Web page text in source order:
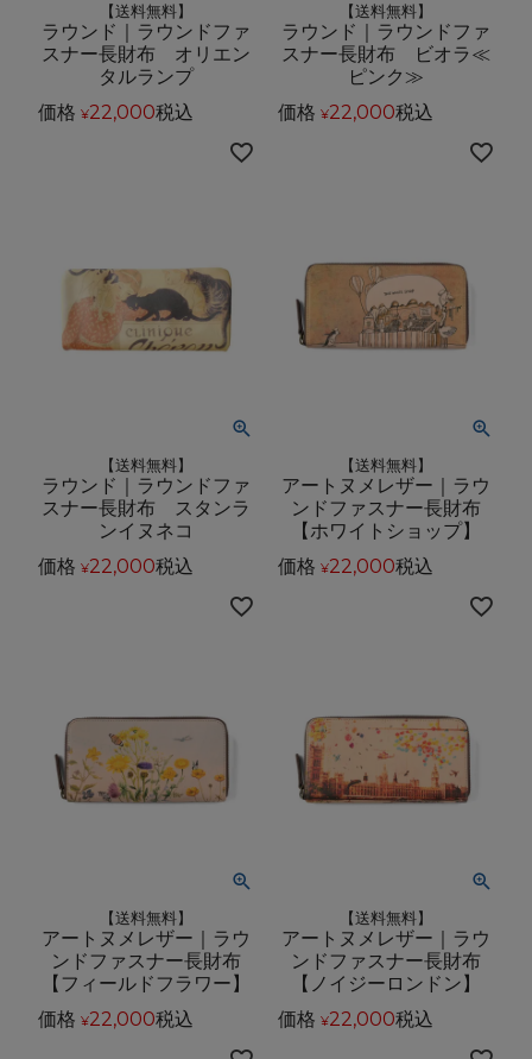
【送料無料】
ラウンド｜ラウンドファ
スナー長財布 オリエン
タルランプ
価格 ¥22,000税込
【送料無料】
ラウンド｜ラウンドファ
スナー長財布 ビオラ≪
ピンク≫
価格 ¥22,000税込
【送料無料】
ラウンド｜ラウンドファ
スナー長財布 スタンラ
ンイヌネコ
価格 ¥22,000税込
【送料無料】
アートヌメレザー｜ラウ
ンドファスナー長財布
【ホワイトショップ】
価格 ¥22,000税込
【送料無料】
アートヌメレザー｜ラウ
ンドファスナー長財布
【フィールドフラワー】
価格 ¥22,000税込
【送料無料】
アートヌメレザー｜ラウ
ンドファスナー長財布
【ノイジーロンドン】
価格 ¥22,000税込